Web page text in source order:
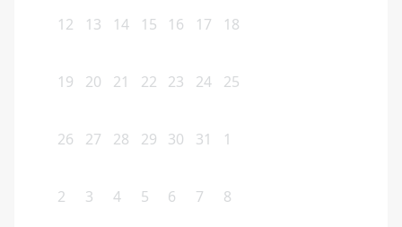
12 13 14 15 16 17 18
19 20 21 22 23 24 25
26 27 28 29 30 31 1
2 3 4 5 6 7 8